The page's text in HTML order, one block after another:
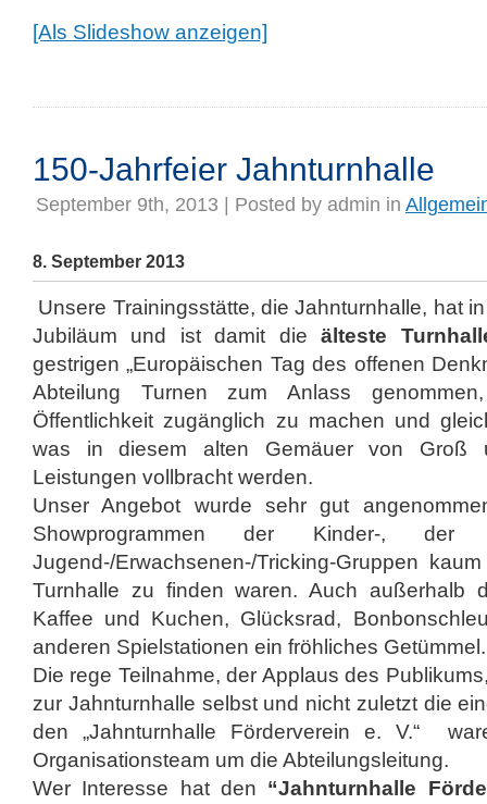
[Als Slideshow anzeigen]
150-Jahrfeier Jahnturnhalle
September 9th, 2013 | Posted by admin in
8. September 2013
Unsere Trainingsstätte, die Jahnturnhalle, hat
Jubiläum und ist damit die älteste
gestrigen „Europäischen Tag des offenen
Abteilung Turnen zum Anlass
Öffentlichkeit zugänglich zu machen und
was in diesem alten Gemäuer von Groß
Leistungen vollbracht werden.
Unser Angebot wurde sehr gut
Showprogrammen der Kinder-,
Jugend-/Erwachsenen-/Tricking-Gruppen
Turnhalle zu finden waren. Auch außerhalb
Kaffee und Kuchen, Glücksrad,
anderen Spielstationen ein fröhliches Getümmel.
Die rege Teilnahme, der Applaus des
zur Jahnturnhalle selbst und nicht zuletzt die
den „Jahnturnhalle Förderverein e. V.“
Organisationsteam um die Abteilungsleitung.
Wer Interesse hat den “Jahnturnhalle